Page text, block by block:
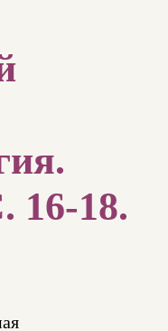
16-18.